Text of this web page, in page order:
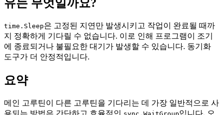
유는 무엇일까요?
time.Sleep은 고정된 지연만 발생시키고 작업이 완료될 때까
지 정확하게 기다릴 수 없습니다. 이로 인해 프로그램이 조기
에 종료되거나 불필요한 대기가 발생할 수 있습니다. 동기화
도구가 더 안정적입니다.
요약
메인 고루틴이 다른 고루틴을 기다리는 데 가장 일반적으로 사
용되는 방법은 간단하고 효율적인
입니다. 오